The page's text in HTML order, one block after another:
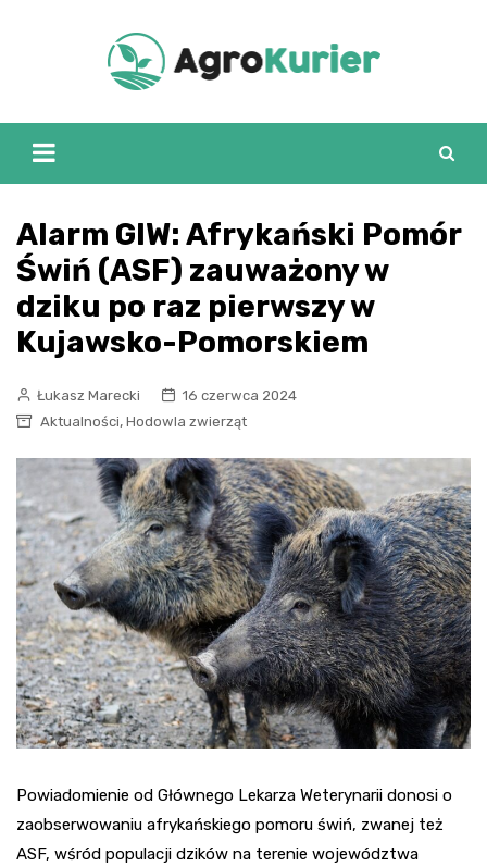
Alarm GIW: Afrykański Pomór
Świń (ASF) zauważony w
dziku po raz pierwszy w
Kujawsko-Pomorskiem
Łukasz Marecki
16 czerwca 2024
Aktualności, Hodowla zwierząt
Powiadomienie od Głównego Lekarza Weterynarii donosi o
zaobserwowaniu afrykańskiego pomoru świń, zwanej też
ASF, wśród populacji dzików na terenie województwa